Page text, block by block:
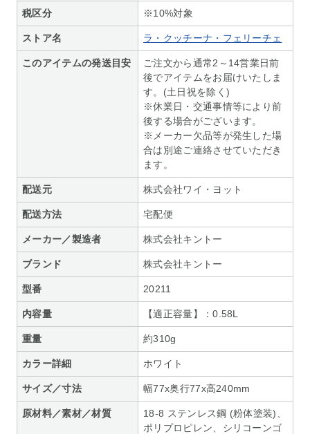
税区分 ※10%対象
ストア名 ラ・クッチーナ・フェリーチェ
このアイテムの発送目安
ご注文から通常2～14営業日前
後でアイテムをお届けいたしま
す。(土日祝を除く)
※休業日・交通事情等により前
後する場合がございます。
※メーカー欠品等が発生した場
合は別途ご連絡させていただき
ます。
配送元 株式会社ワイ・ヨット
配送方法 宅配便
メーカー／製造者 株式会社キントー
ブランド 株式会社キントー
型番 20211
内容量 【適正容量】：0.58L
重量 約310g
カラー詳細 ホワイト
サイズ／寸法 幅77x奥行77x高240mm
原材料／素材／材質
18-8 ステンレス鋼 (粉体塗装)、
ポリプロピレン、シリコーンゴ